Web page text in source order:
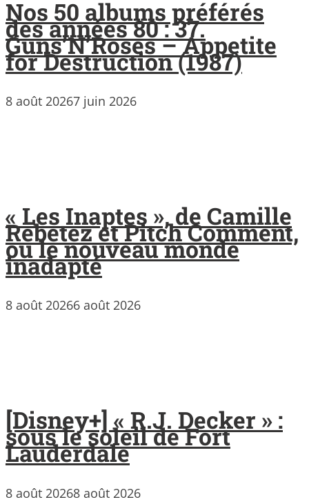
Nos 50 albums préférés
des années 80 : 37.
Guns’N’Roses – Appetite
for Destruction (1987)
8 août 20267 juin 2026
« Les Inaptes », de Camille
Rebetez et Pitch Comment,
ou le nouveau monde
inadapté
8 août 20266 août 2026
[Disney+] « R.J. Decker » :
sous le soleil de Fort
Lauderdale
8 août 20268 août 2026